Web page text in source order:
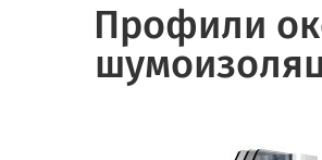
Профили